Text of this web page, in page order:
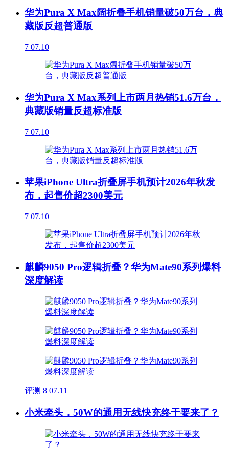
华为Pura X Max阔折叠手机销量破50万台，典
藏版反超普通版
7 07.10
华为Pura X Max系列上市两月热销51.6万台，
典藏版销量反超标准版
7 07.10
苹果iPhone Ultra折叠屏手机预计2026年秋发
布，起售价超2300美元
7 07.10
麒麟9050 Pro逻辑折叠？华为Mate90系列爆料
深度解读
评测 8 07.11
小米牵头，50W的通用无线快充终于要来了？